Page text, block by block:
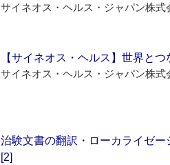
サイネオス・ヘルス・ジャパン株式
【サイネオス・ヘルス】世界と
サイネオス・ヘルス・ジャパン株式
治験文書の翻訳・ローカライゼ
[2]